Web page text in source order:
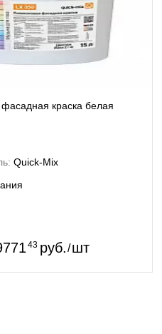
краска белая
Quick-Mix
43руб.
/ шт